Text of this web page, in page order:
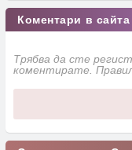
Коментари в сайта
Трябва да сте
коментирате.